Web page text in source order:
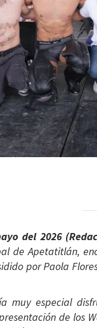
del 2026
de Apetatitlán,
por Paola
muy especial
de los